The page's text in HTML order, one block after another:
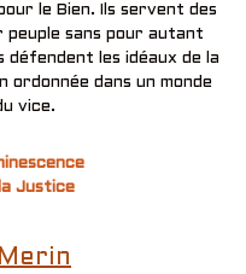
le Bien. Ils servent des
sans pour autant
les idéaux de la
ordonnée dans un monde
vice.
Justice